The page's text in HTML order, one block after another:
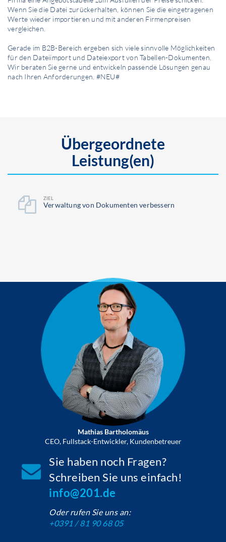
Wenn Sie die Datei zurückerhalten, können Sie die eingetragenen
Werte wieder importieren und mit anderen Firmenpreisen
vergleichen.
Gerade im B2B-Bereich ergeben sich viele sinnvolle Möglichkeiten
für den Dateiimport und Dateiexport von Tabellen-Dokumenten.
Wir beraten Sie gerne und entwickeln passende Lösungen genau
nach Ihren Anforderungen. #NEU#
Übergeordnete
Leistung(en)
ZIEL
Ver­waltung von Dokumenten verbessern
Mathias Bartholomäus
CEO, Fullstack-Entwickler, Kundenbetreuer
Sie haben noch Fragen?
Schreiben Sie uns einfach!
info@201.de
Oder rufen Sie uns an:
+0391 / 81 90 68 05